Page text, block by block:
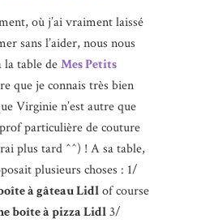
où j’ai vraiment laissé
sans l’aider, nous nous
la table deMes Petits
que je connais très bien
Virginie n’est autre que
particulière de couture
plus tard ^^) ! A sa table,
plusieurs choses : 1/
à gâteau Lidlof course
boîte à pizza Lidl3/